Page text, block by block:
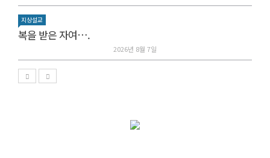
지상설교
복을 받은 자여….
2026년 8월 7일